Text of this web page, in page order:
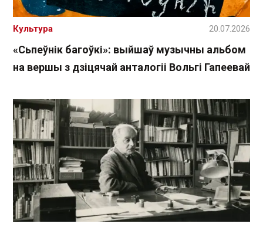
«Сьпеўнік багоўкі»: выйшаў музычны альбом
на вершы з дзіцячай анталогіі Вольгі Гапеевай
Культура 20.07.2026